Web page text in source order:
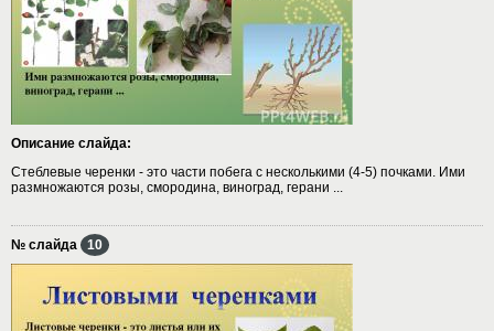
Описание слайда:
Стеблевые черенки - это части побега с несколькими (4-5) почками. Ими
размножаются розы, смородина, виноград, герани ...
№ слайда 10